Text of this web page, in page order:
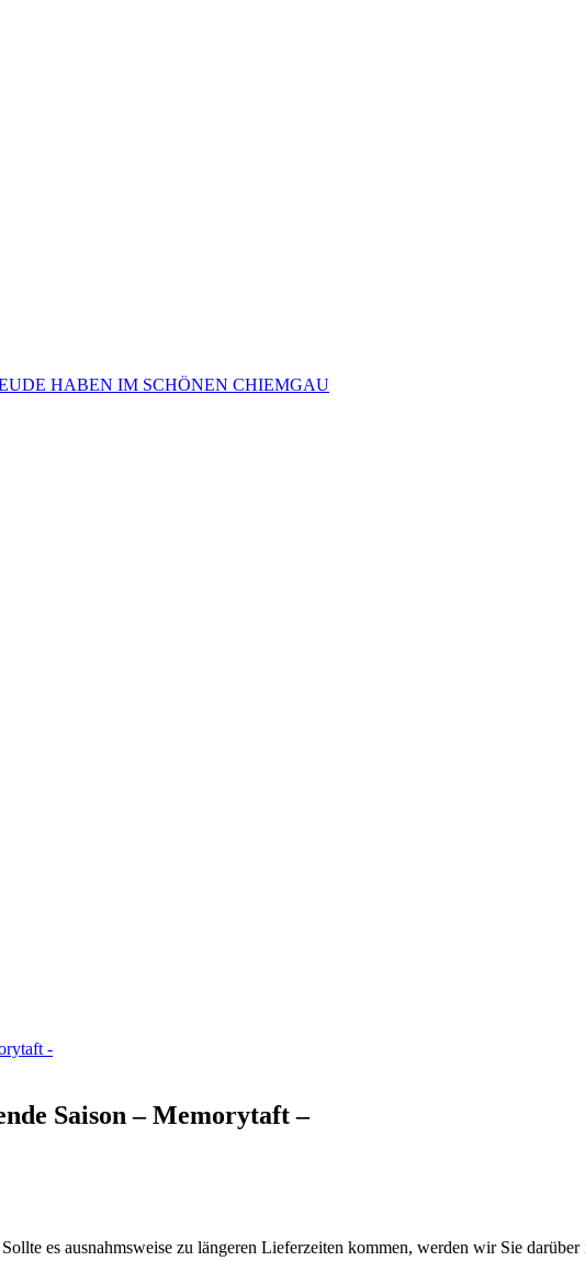
HABEN IM SCHÖNEN CHIEMGAU
Saison – Memorytaft –
es ausnahmsweise zu längeren Lieferzeiten kommen, werden wir Sie